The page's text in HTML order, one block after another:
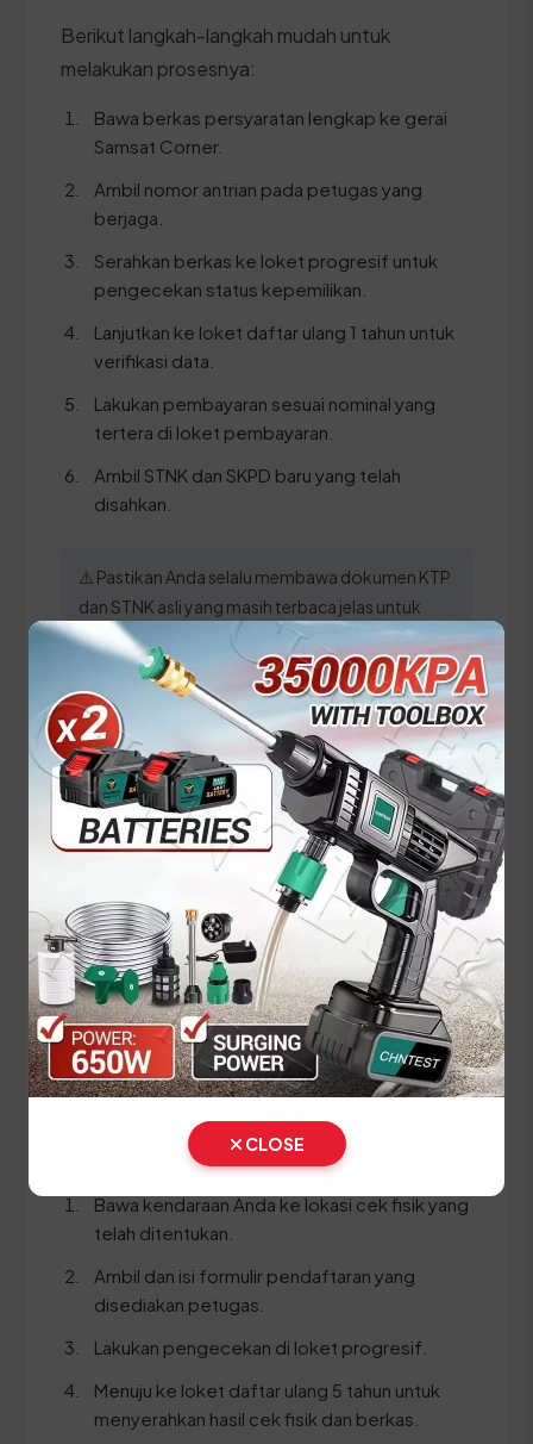
Berikut langkah-langkah mudah untuk
melakukan prosesnya:
Bawa berkas persyaratan lengkap ke gerai
Samsat Corner.
Ambil nomor antrian pada petugas yang
berjaga.
Serahkan berkas ke loket progresif untuk
pengecekan status kepemilikan.
Lanjutkan ke loket daftar ulang 1 tahun untuk
verifikasi data.
Lakukan pembayaran sesuai nominal yang
tertera di loket pembayaran.
Ambil STNK dan SKPD baru yang telah
disahkan.
⚠️ Pastikan Anda selalu membawa dokumen KTP
dan STNK asli yang masih terbaca jelas untuk
menghindari penolakan verifikasi data oleh
sistem SAMSAT Maluku.
Panduan Pajak 5 Tahunan
(Ganti Plat) di Maluku
Setiap lima tahun, pemilik kendaraan wajib
melakukan pergantian pelat nomor dan cek fisik
kendaraan. Siapkan dokumen tambahan ini:
STNK asli
KTP asli sesuai identitas
SKPD asli
BPKB asli & copy
Ikuti panduan langkah demi langkah berikut:
Bawa kendaraan Anda ke lokasi cek fisik yang
telah ditentukan.
Ambil dan isi formulir pendaftaran yang
disediakan petugas.
Lakukan pengecekan di loket progresif.
Menuju ke loket daftar ulang 5 tahun untuk
menyerahkan hasil cek fisik dan berkas.
CLOSE